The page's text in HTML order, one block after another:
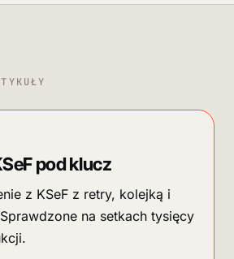
pod klucz
z KSeF z retry, kolejką i
na setkach tysięcy